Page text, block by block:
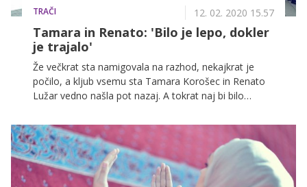
TRAČI 12. 02. 2020 15.57
Tamara in Renato: 'Bilo je lepo, dokler
je trajalo'
Že večkrat sta namigovala na razhod, nekajkrat je
počilo, a kljub vsemu sta Tamara Korošec in Renato
Lužar vedno našla pot nazaj. A tokrat naj bi bilo
Tamara.